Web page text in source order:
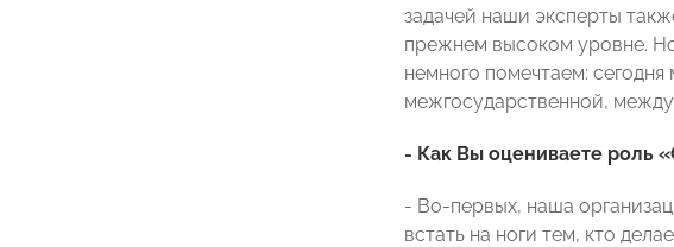
задачей наши эксперты
прежнем высоком уровне. Но
немного помечтаем:
межгосударственной,
- Как Вы оцениваете роль
- Во-первых, наша
встать на ноги тем, кто